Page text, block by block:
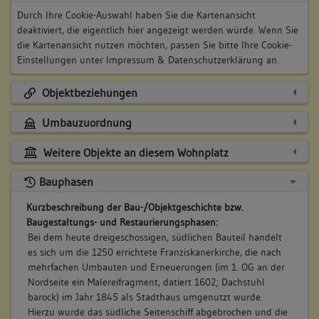
Durch Ihre Cookie-Auswahl haben Sie die Kartenansicht
deaktiviert, die eigentlich hier angezeigt werden würde. Wenn Sie
die Kartenansicht nutzen möchten, passen Sie bitte Ihre Cookie-
Einstellungen unter Impressum & Datenschutzerklärung an.
Objektbeziehungen
Umbauzuordnung
Weitere Objekte an diesem Wohnplatz
Bauphasen
Kurzbeschreibung der Bau-/Objektgeschichte bzw.
Baugestaltungs- und Restaurierungsphasen:
Bei dem heute dreigeschossigen, südlichen Bauteil handelt
es sich um die 1250 errichtete Franziskanerkirche, die nach
mehrfachen Umbauten und Erneuerungen (im 1. OG an der
Nordseite ein Malereifragment, datiert 1602; Dachstuhl
barock) im Jahr 1845 als Stadthaus umgenutzt wurde.
Hierzu wurde das südliche Seitenschiff abgebrochen und die